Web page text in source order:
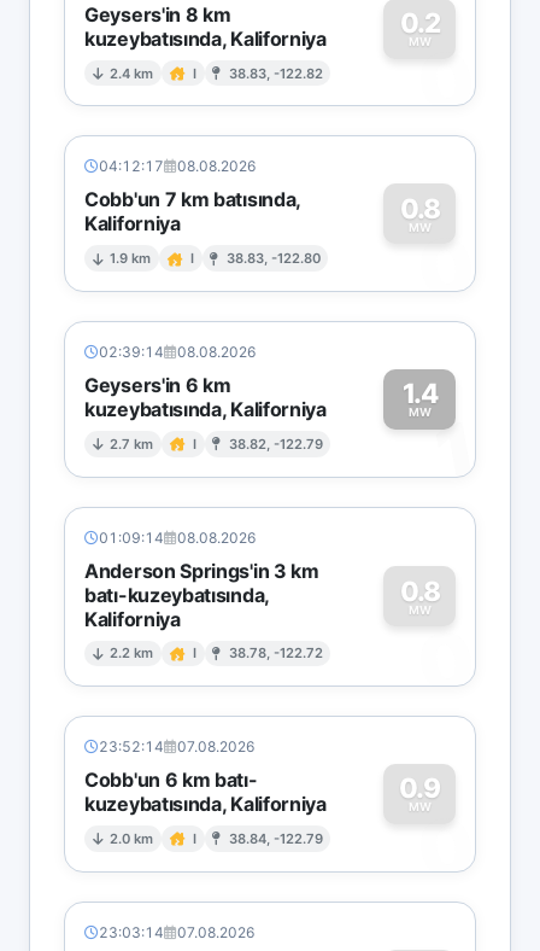
Geysers'in 8 km
kuzeybatısında, Kaliforniya
2.4 km I 38.83, -122.82
0.2
MW
0
04:12:17 08.08.2026
Cobb'un 7 km batısında,
Kaliforniya
1.9 km I 38.83, -122.80
0.8
MW
0
02:39:14 08.08.2026
Geysers'in 6 km
kuzeybatısında, Kaliforniya
2.7 km I 38.82, -122.79
1.4
MW1
01:09:14 08.08.2026
Anderson Springs'in 3 km
batı-kuzeybatısında,
Kaliforniya
2.2 km I 38.78, -122.72
0.8
MW
0
23:52:14 07.08.2026
Cobb'un 6 km batı-
kuzeybatısında, Kaliforniya
2.0 km I 38.84, -122.79
0.9
MW
0
23:03:14 07.08.2026